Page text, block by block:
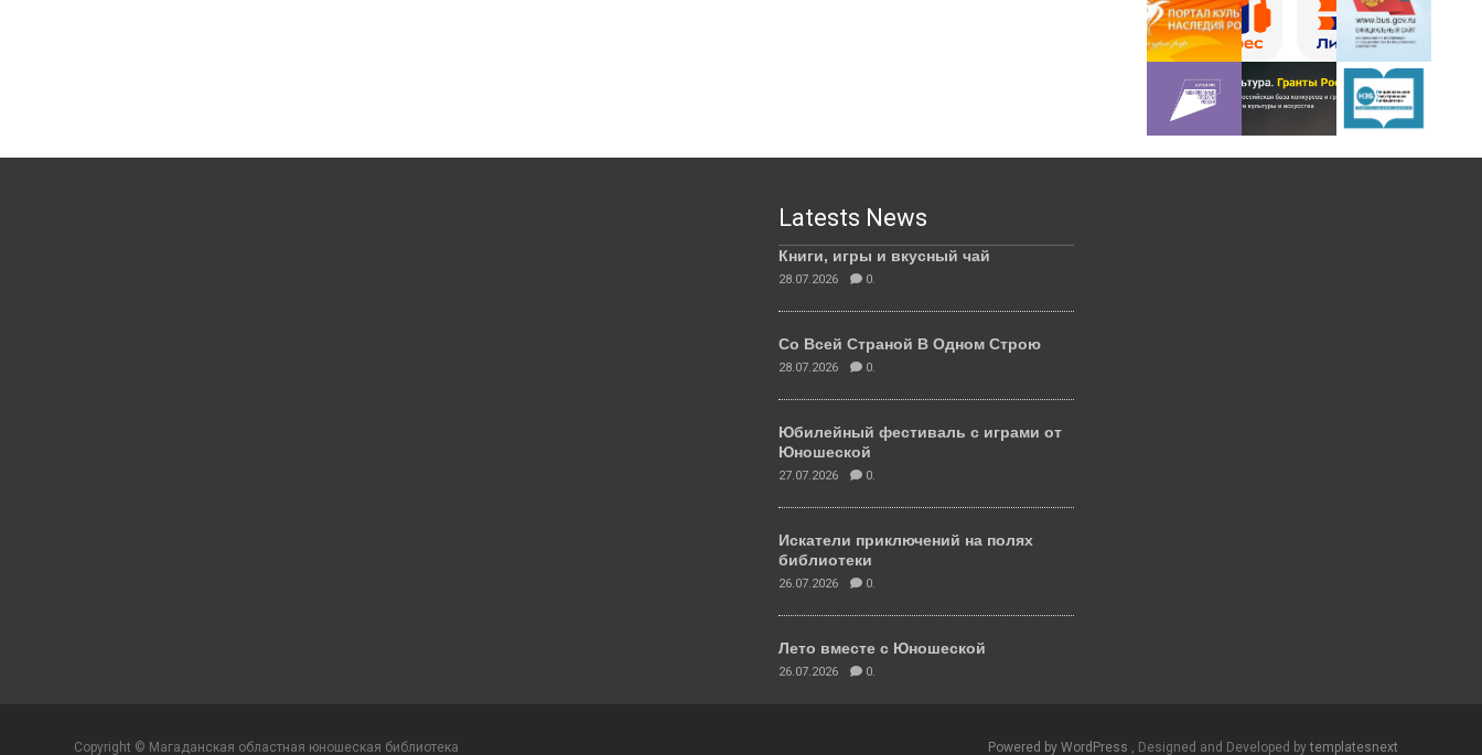
Latests News
Книги, игры и вкусный чай
28.07.2026 0.
Со Всей Страной В Одном Строю
28.07.2026 0.
Юбилейный фестиваль с играми от
Юношеской
27.07.2026 0.
Искатели приключений на полях
библиотеки
26.07.2026 0.
Лето вместе с Юношеской
26.07.2026 0.
Copyright © Магаданская областная юношеская библиотека Powered by WordPress , Designed and Developed bytemplatesnext